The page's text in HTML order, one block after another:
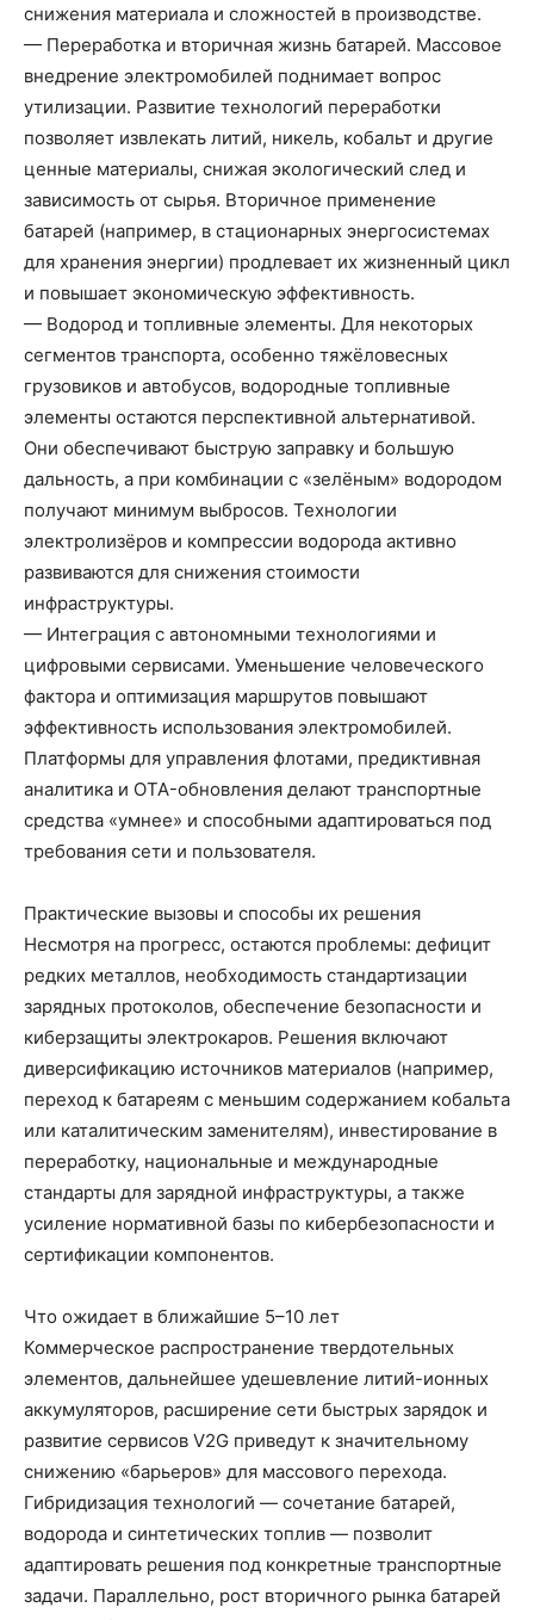
снижения материала и сложностей в производстве.
— Переработка и вторичная жизнь батарей. Массовое
внедрение электромобилей поднимает вопрос
утилизации. Развитие технологий переработки
позволяет извлекать литий, никель, кобальт и другие
ценные материалы, снижая экологический след и
зависимость от сырья. Вторичное применение
батарей (например, в стационарных энергосистемах
для хранения энергии) продлевает их жизненный цикл
и повышает экономическую эффективность.
— Водород и топливные элементы. Для некоторых
сегментов транспорта, особенно тяжёловесных
грузовиков и автобусов, водородные топливные
элементы остаются перспективной альтернативой.
Они обеспечивают быструю заправку и большую
дальность, а при комбинации с «зелёным» водородом
получают минимум выбросов. Технологии
электролизёров и компрессии водорода активно
развиваются для снижения стоимости
инфраструктуры.
— Интеграция с автономными технологиями и
цифровыми сервисами. Уменьшение человеческого
фактора и оптимизация маршрутов повышают
эффективность использования электромобилей.
Платформы для управления флотами, предиктивная
аналитика и OTA-обновления делают транспортные
средства «умнее» и способными адаптироваться под
требования сети и пользователя.
Практические вызовы и способы их решения
Несмотря на прогресс, остаются проблемы: дефицит
редких металлов, необходимость стандартизации
зарядных протоколов, обеспечение безопасности и
киберзащиты электрокаров. Решения включают
диверсификацию источников материалов (например,
переход к батареям с меньшим содержанием кобальта
или каталитическим заменителям), инвестирование в
переработку, национальные и международные
стандарты для зарядной инфраструктуры, а также
усиление нормативной базы по кибербезопасности и
сертификации компонентов.
Что ожидает в ближайшие 5–10 лет
Коммерческое распространение твердотельных
элементов, дальнейшее удешевление литий-ионных
аккумуляторов, расширение сети быстрых зарядок и
развитие сервисов V2G приведут к значительному
снижению «барьеров» для массового перехода.
Гибридизация технологий — сочетание батарей,
водорода и синтетических топлив — позволит
адаптировать решения под конкретные транспортные
задачи. Параллельно, рост вторичного рынка батарей